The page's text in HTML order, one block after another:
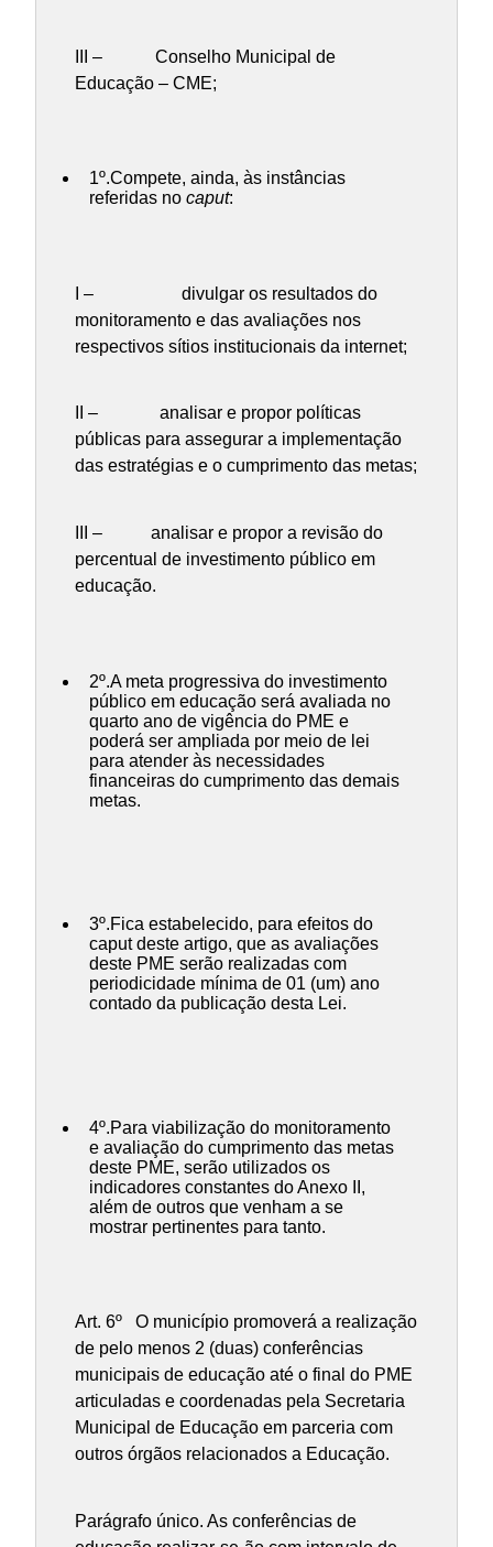
III – Conselho Municipal de
Educação – CME;
1º.Compete, ainda, às instâncias
referidas no caput:
I – divulgar os resultados do
monitoramento e das avaliações nos
respectivos sítios institucionais da internet;
II – analisar e propor políticas
públicas para assegurar a implementação
das estratégias e o cumprimento das metas;
III – analisar e propor a revisão do
percentual de investimento público em
educação.
2º.A meta progressiva do investimento
público em educação será avaliada no
quarto ano de vigência do PME e
poderá ser ampliada por meio de lei
para atender às necessidades
financeiras do cumprimento das demais
metas.
3º.Fica estabelecido, para efeitos do
caput deste artigo, que as avaliações
deste PME serão realizadas com
periodicidade mínima de 01 (um) ano
contado da publicação desta Lei.
4º.Para viabilização do monitoramento
e avaliação do cumprimento das metas
deste PME, serão utilizados os
indicadores constantes do Anexo II,
além de outros que venham a se
mostrar pertinentes para tanto.
Art. 6º O município promoverá a realização
de pelo menos 2 (duas) conferências
municipais de educação até o final do PME
articuladas e coordenadas pela Secretaria
Municipal de Educação em parceria com
outros órgãos relacionados a Educação.
Parágrafo único. As conferências de